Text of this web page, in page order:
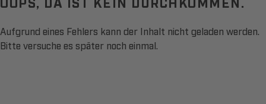
Aufgrund eines Fehlers kann der Inhalt nicht geladen werden.
Bitte versuche es später noch einmal.